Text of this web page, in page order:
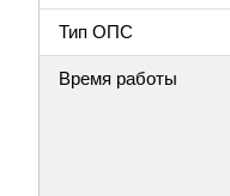
Тип ОПС
Время работы